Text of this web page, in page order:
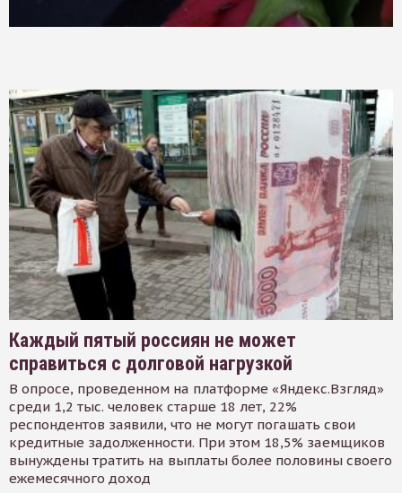
Каждый пятый россиян не может
справиться с долговой нагрузкой
В опросе, проведенном на платформе «Яндекс.Взгляд»
среди 1,2 тыс. человек старше 18 лет, 22%
респондентов заявили, что не могут погашать свои
кредитные задолженности. При этом 18,5% заемщиков
вынуждены тратить на выплаты более половины своего
ежемесячного доход